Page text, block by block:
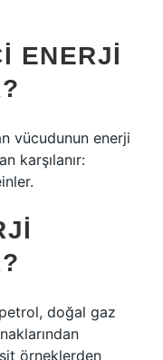
ENERJI
vücudunun enerji
karşılanır:
doğal gaz
örneklerden